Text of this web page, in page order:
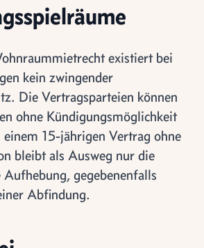
existiert bei
kein zwingender
Die Vertragsparteien können
ohne Kündigungsmöglichkeit
15-jährigen Vertrag ohne
bleibt als Ausweg nur die
gegebenenfalls
Abfindung.